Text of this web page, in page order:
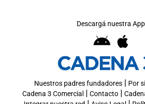
Descargá nuestra App
Nuestros padres fundadores| Por
Cadena 3 Comercial | Contacto|